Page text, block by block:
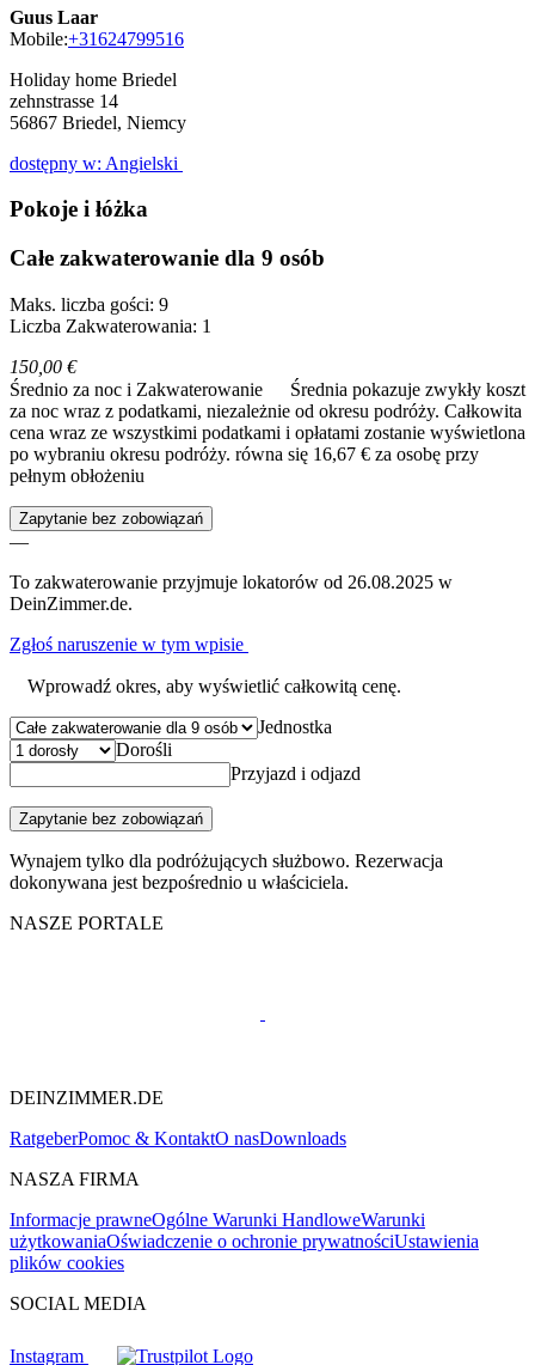
Guus Laar
Mobile:+31624799516
Holiday home Briedel
zehnstrasse 14
56867 Briedel, Niemcy
dostępny w: Angielski
Pokoje i łóżka
Całe zakwaterowanie dla 9 osób
Maks. liczba gości: 9
Liczba Zakwaterowania: 1
150,00 €
Średnio za noc i Zakwaterowanie
Średnia pokazuje zwykły koszt
za noc wraz z podatkami, niezależnie od okresu podróży. Całkowita
cena wraz ze wszystkimi podatkami i opłatami zostanie wyświetlona
po wybraniu okresu podróży. równa się 16,67 € za osobę przy
pełnym obłożeniu
Zapytanie bez zobowiązań
—
To zakwaterowanie przyjmuje lokatorów od 26.08.2025 w
DeinZimmer.de.
Zgłoś naruszenie w tym wpisie
Wprowadź okres, aby wyświetlić całkowitą cenę.
Jednostka
Dorośli
Przyjazd i odjazd
Zapytanie bez zobowiązań
Wynajem tylko dla podróżujących służbowo. Rezerwacja
dokonywana jest bezpośrednio u właściciela.
NASZE PORTALE
DEINZIMMER.DE
RatgeberPomoc & KontaktO nasDownloads
NASZA FIRMA
Informacje prawneOgólne Warunki HandloweWarunki
użytkowaniaOświadczenie o ochronie prywatnościUstawienia
plików cookies
SOCIAL MEDIA
Instagram